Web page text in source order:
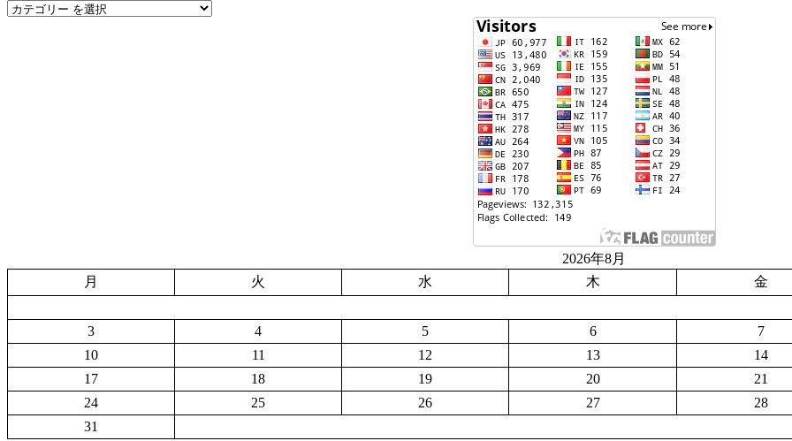
2026年8月
月
火 水 木 金
3 4 5 6
7
10
11 12 13
14
17
18 19 20
21
24
25 26 27
28
31